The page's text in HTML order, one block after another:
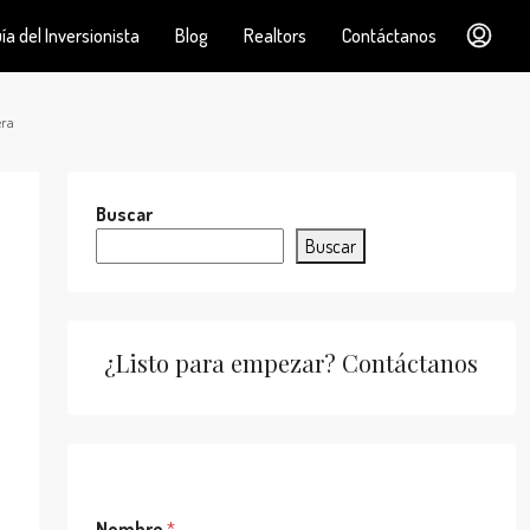
del Inversionista Blog Realtors Contáctanos
Buscar
Buscar
¿Listo para empezar? Contáctanos